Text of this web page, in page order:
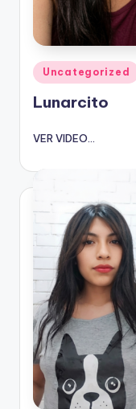
Publicado
en
Uncategorized
Lunarcito
VER VIDEO...